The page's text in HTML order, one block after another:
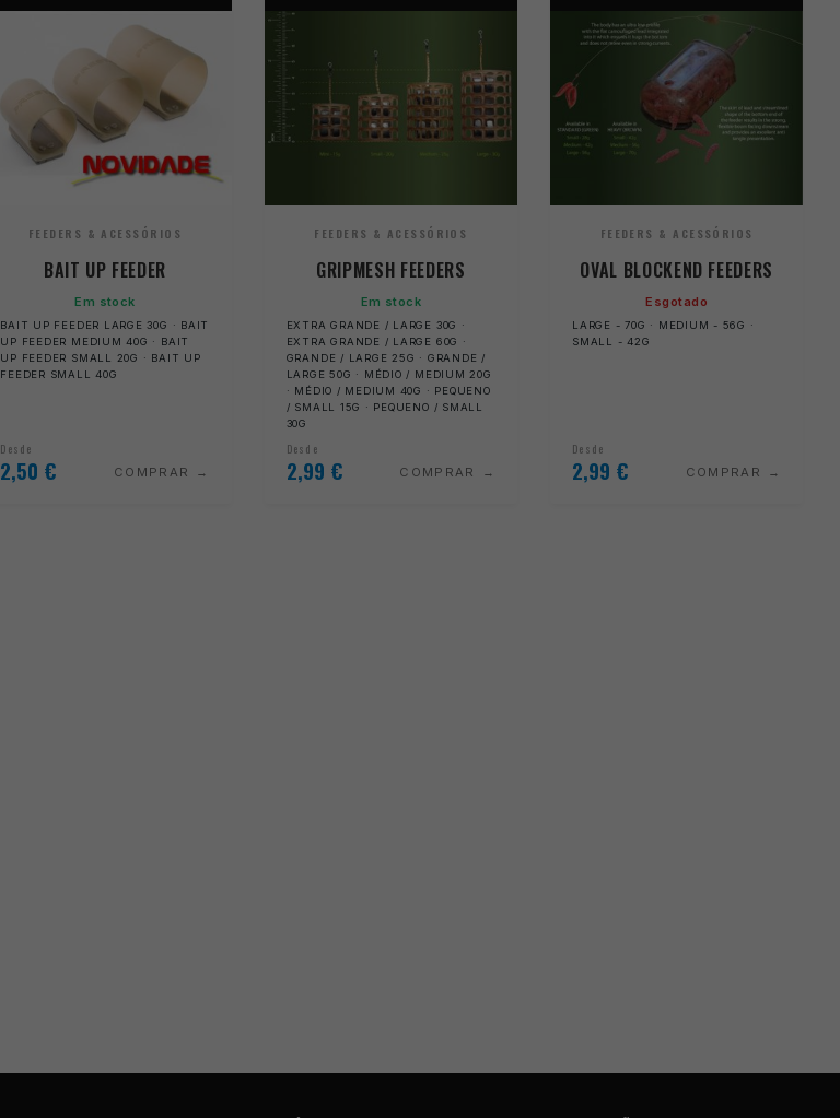
FEEDERS & ACESSÓRIOS
BAIT UP FEEDER
Em stock
BAIT UP FEEDER LARGE 30G · BAIT
UP FEEDER MEDIUM 40G · BAIT
UP FEEDER SMALL 20G · BAIT UP
FEEDER SMALL 40G
Desde
2,50 € COMPRAR
FEEDERS & ACESSÓRIOS
GRIPMESH FEEDERS
Em stock
EXTRA GRANDE / LARGE 30G ·
EXTRA GRANDE / LARGE 60G ·
GRANDE / LARGE 25G · GRANDE /
LARGE 50G · MÉDIO / MEDIUM 20G
· MÉDIO / MEDIUM 40G · PEQUENO
/ SMALL 15G · PEQUENO / SMALL
30G
Desde
2,99 € COMPRAR
FEEDERS & ACESSÓRIOS
OVAL BLOCKEND FEEDERS
Esgotado
LARGE - 70G · MEDIUM - 56G ·
SMALL - 42G
Desde
2,99 € COMPRAR